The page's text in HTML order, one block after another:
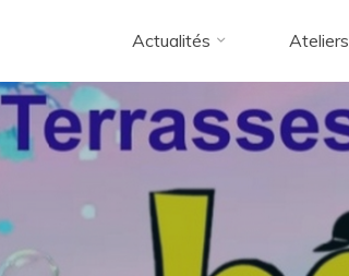
Actualités Ateliers